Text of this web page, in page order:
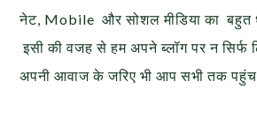
नेट, Mobile और सोशल मीडिया का बहुत
इसी की वजह से हम अपने ब्लॉग पर न
अपनी आवाज के जरिए भी आप सभी तक